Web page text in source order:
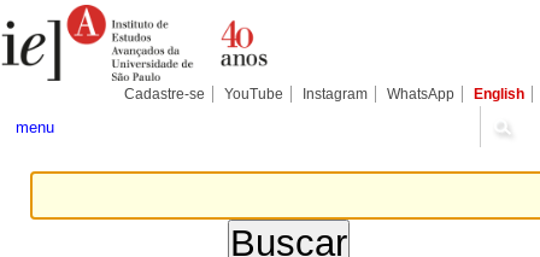
para
conteúdo.
Pessoais
Cadastre-se YouTube Instagram WhatsApp English
menu